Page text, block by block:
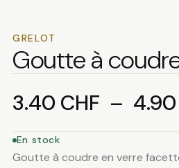
GRELOT
Goutte à
3.40 CHF – 4.90
En stock
Goutte à coudre en verre